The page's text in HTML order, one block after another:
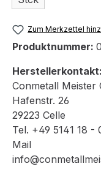
Zum Merkzettel
Produktnummer:
Herstellerkontakt:
Conmetall Meister
Hafenstr. 26
29223 Celle
Tel. +49 5141 18 -
Mail